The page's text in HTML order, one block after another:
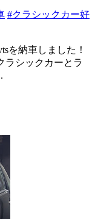
#クラシックカー好
を納車しました！
ラシックカーとラ